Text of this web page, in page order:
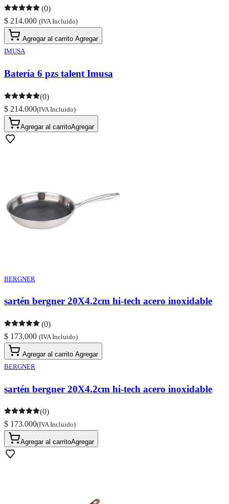
(0)
$ 214.000 (IVA Incluido)
Agregar al carrito Agregar
IMUSA
Batería 6 pzs talent Imusa
(0)
$ 214.000(IVA Incluido)
Agregar al carritoAgregar
BERGNER
sartén bergner 20X4.2cm hi-tech acero inoxidable
(0)
$ 173.000 (IVA Incluido)
Agregar al carrito Agregar
BERGNER
sartén bergner 20X4.2cm hi-tech acero inoxidable
(0)
$ 173.000(IVA Incluido)
Agregar al carritoAgregar